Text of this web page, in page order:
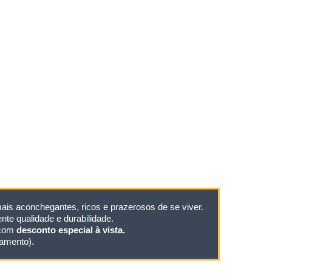
aconchegantes, ricos e prazerosos de se viver.
qualidade e durabilidade.
desconto especial à vista.